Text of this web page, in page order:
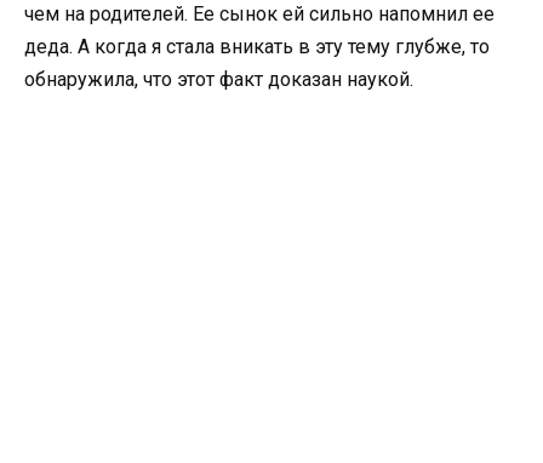
чем на родителей. Ее сынок ей сильно напомнил ее
деда. А когда я стала вникать в эту тему глубже, то
обнаружила, что этот факт доказан наукой.